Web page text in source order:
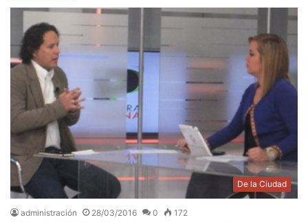
De la Ciudad
administración 28/03/2016 0 172